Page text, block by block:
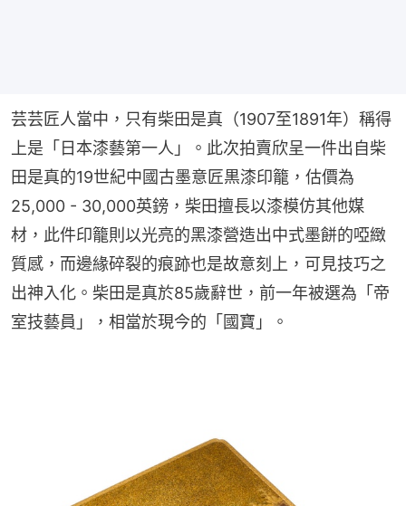
芸芸匠人當中，只有柴田是真（1907至1891年）稱得
上是「日本漆藝第一人」。此次拍賣欣呈一件出自柴
田是真的19世紀中國古墨意匠黒漆印籠，估價為
25,000 - 30,000英鎊，柴田擅長以漆模仿其他媒
材，此件印籠則以光亮的黑漆營造出中式墨餅的啞緻
質感，而邊緣碎裂的痕跡也是故意刻上，可見技巧之
出神入化。柴田是真於85歲辭世，前一年被選為「帝
室技藝員」，相當於現今的「國寶」。